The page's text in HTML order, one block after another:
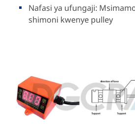
Nafasi ya ufungaji:
shimoni kwenye pulley